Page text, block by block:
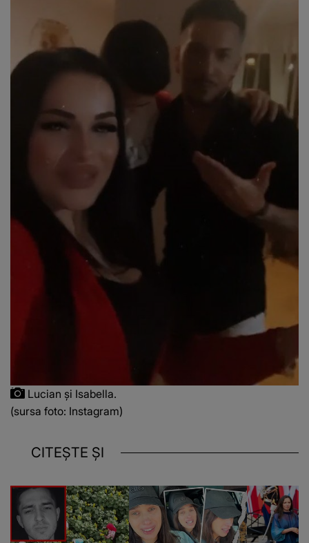
Lucian și Isabella.
(sursa foto: Instagram)
CITEȘTE ȘI